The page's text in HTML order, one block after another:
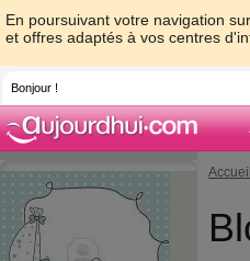
En poursuivant votre navigation
et offres adaptés à vos centres
Bonjour !
Accueil